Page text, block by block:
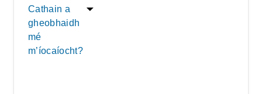
Cathain a
gheobhaidh
mé
m’íocaíocht?